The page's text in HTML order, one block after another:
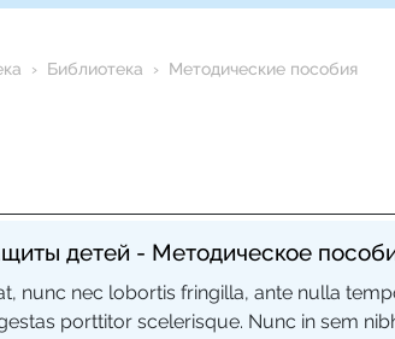
Библиотека Методические пособия
детей - Методическое
nunc nec lobortis fringilla, ante nulla
porttitor scelerisque. Nunc in sem